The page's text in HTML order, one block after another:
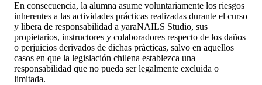
En consecuencia, la alumna asume voluntariamente los riesgos
inherentes a las actividades prácticas realizadas durante el curso
y libera de responsabilidad a yaraNAILS Studio, sus
propietarios, instructores y colaboradores respecto de los daños
o perjuicios derivados de dichas prácticas, salvo en aquellos
casos en que la legislación chilena establezca una
responsabilidad que no pueda ser legalmente excluida o
limitada.